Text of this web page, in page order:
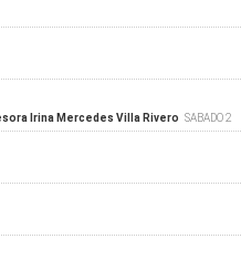
Irina Mercedes Villa Rivero SABADO 2